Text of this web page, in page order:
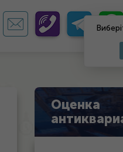
Оценка